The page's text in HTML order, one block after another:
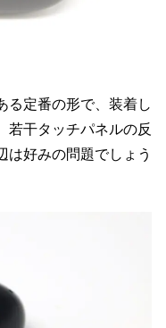
る定番の形で、装着し
若干タッチパネルの反
は好みの問題でしょう